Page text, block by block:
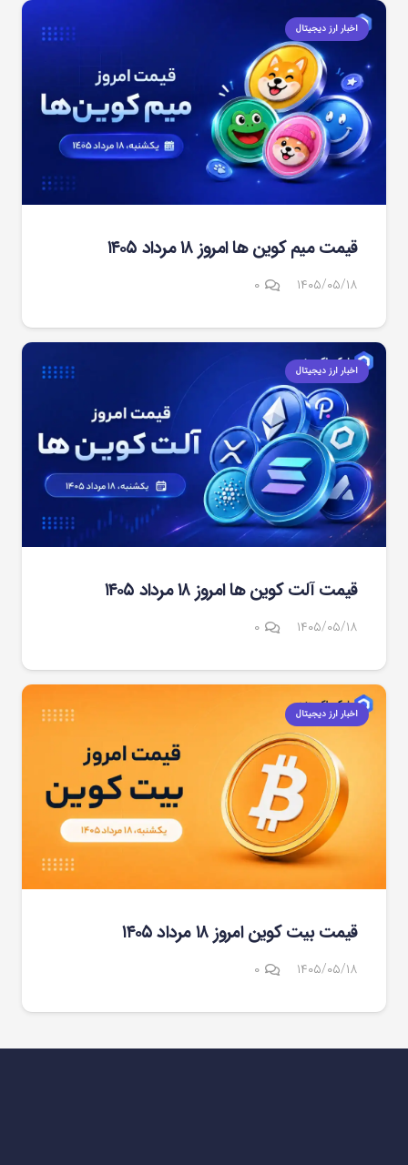
اخبار ارز دیجیتال
قیمت میم کوین‌ ها امروز ۱۸ مرداد ۱۴۰۵
۱۴۰۵/۰۵/۱۸ ۰
اخبار ارز دیجیتال
قیمت آلت کوین ها امروز ۱۸ مرداد ۱۴۰۵
۱۴۰۵/۰۵/۱۸ ۰
اخبار ارز دیجیتال
قیمت بیت کوین امروز ۱۸ مرداد ۱۴۰۵
۱۴۰۵/۰۵/۱۸ ۰